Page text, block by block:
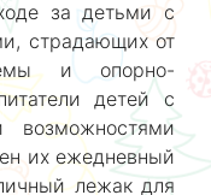
за детьми с
страдающих от
и опорно-
детей с
возможностями
их ежедневный
лежак для